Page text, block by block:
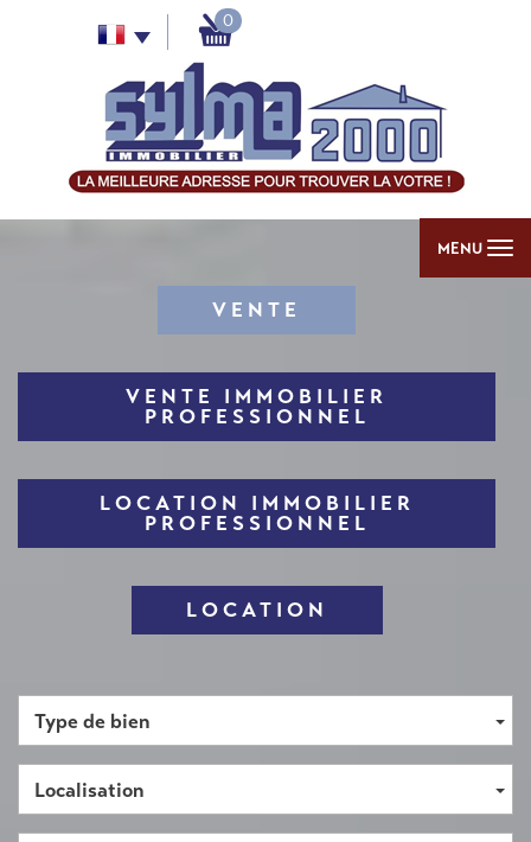
0
MENU
VENTE
VENTE IMMOBILIER
PROFESSIONNEL
LOCATION IMMOBILIER
PROFESSIONNEL
LOCATION
Type de bien
Localisation